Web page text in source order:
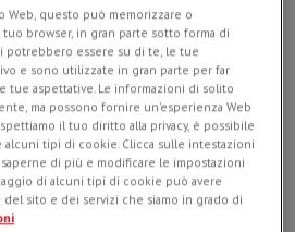
of hydraulic attachments for
high-tech solutions for
stabilization, compaction and
entire layer of asphalt or cement,
surface for later resurfacing,
a constant planing depth thanks to
and the independent depth
sides.
Web, questo può memorizzare o
browser, in gran parte sotto forma di
potrebbero essere su di te, le tue
e sono utilizzate in gran parte per far
tue aspettative. Le informazioni di solito
ma possono fornire un'esperienza Web
il tuo diritto alla privacy, è possibile
tipi di cookie. Clicca sulle intestazioni
di più e modificare le impostazioni
di alcuni tipi di cookie può avere
del sito e dei servizi che siamo in grado di